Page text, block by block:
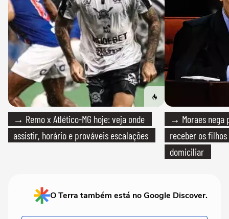
→ Remo x Atlético-MG hoje: veja onde
assistir, horário e prováveis escalações
→ Moraes nega
receber os filhos
domiciliar
O Terra também está no Google Discover.